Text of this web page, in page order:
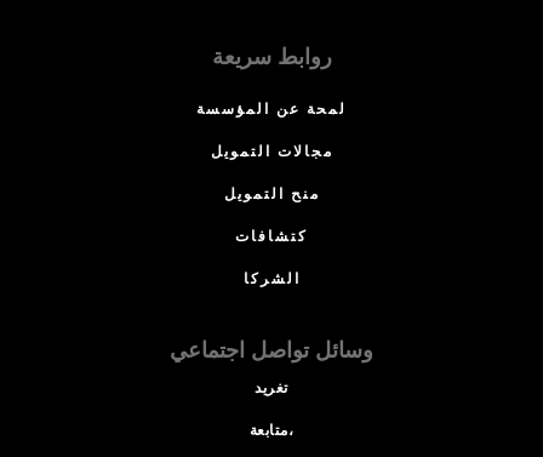
روابط سريعة
لمحة عن المؤسسة
مجالات التمويل
منح التمويل
كتشافات
الشركا
وسائل تواصل اجتماعي
تغريد
متابعة،